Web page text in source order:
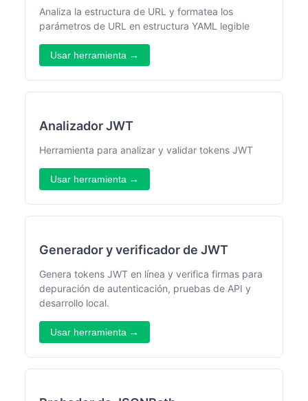
Analiza la estructura de URL y formatea los
parámetros de URL en estructura YAML legible
Usar herramienta →
Analizador JWT
Herramienta para analizar y validar tokens JWT
Usar herramienta →
Generador y verificador de JWT
Genera tokens JWT en línea y verifica firmas para
depuración de autenticación, pruebas de API y
desarrollo local.
Usar herramienta →